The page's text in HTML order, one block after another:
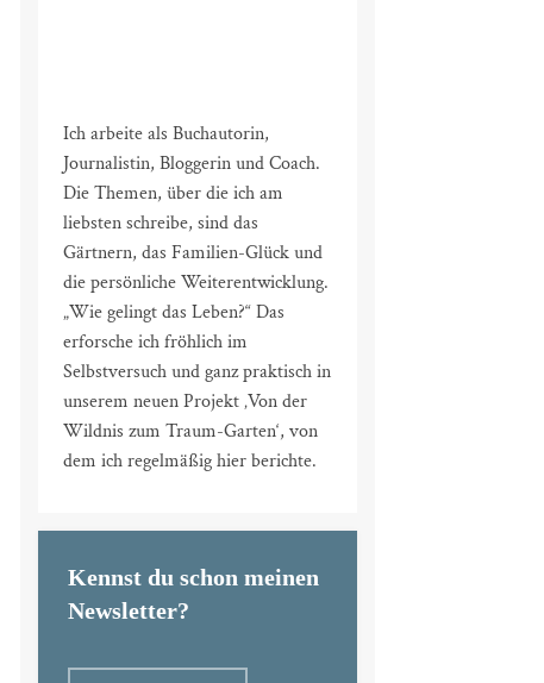
Ich arbeite als Buchautorin,
Journalistin, Bloggerin und Coach.
Die Themen, über die ich am
liebsten schreibe, sind das
Gärtnern, das Familien-Glück und
die persönliche Weiterentwicklung.
„Wie gelingt das Leben?“ Das
erforsche ich fröhlich im
Selbstversuch und ganz praktisch in
unserem neuen Projekt ‚Von der
Wildnis zum Traum-Garten‘, von
dem ich regelmäßig hier berichte.
Kennst du schon meinen
Newsletter?